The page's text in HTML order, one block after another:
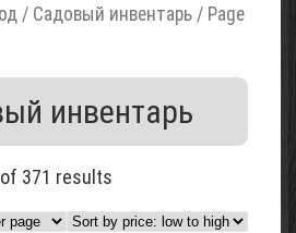
/ Садовый инвентарь / Page
инвентарь
371 results